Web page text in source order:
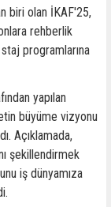
biri olan İKAF'25,
rehberlik
programlarına
yapılan
büyüme vizyonu
Açıklamada,
şekillendirmek
iş dünyamıza